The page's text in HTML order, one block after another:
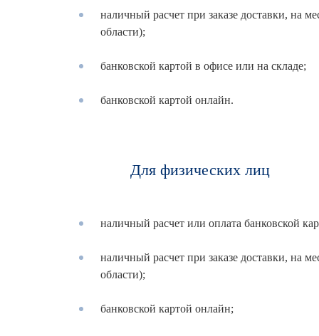
наличный расчет при заказе доставки, на
области);
банковской картой в офисе или на складе;
банковской картой онлайн.
Для физических лиц
наличный расчет или оплата банковской
наличный расчет при заказе доставки, на
области);
банковской картой онлайн;